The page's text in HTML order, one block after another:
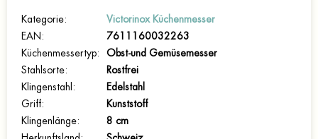
Kategorie:
Victorinox Küchenmesser
EAN :
7611160032263
Küchenmessertyp:
Obst-und Gemüsemesser
Stahlsorte:
Rostfrei
Klingenstahl :
Edelstahl
Griff:
Kunststoff
Klingenlänge:
8 cm